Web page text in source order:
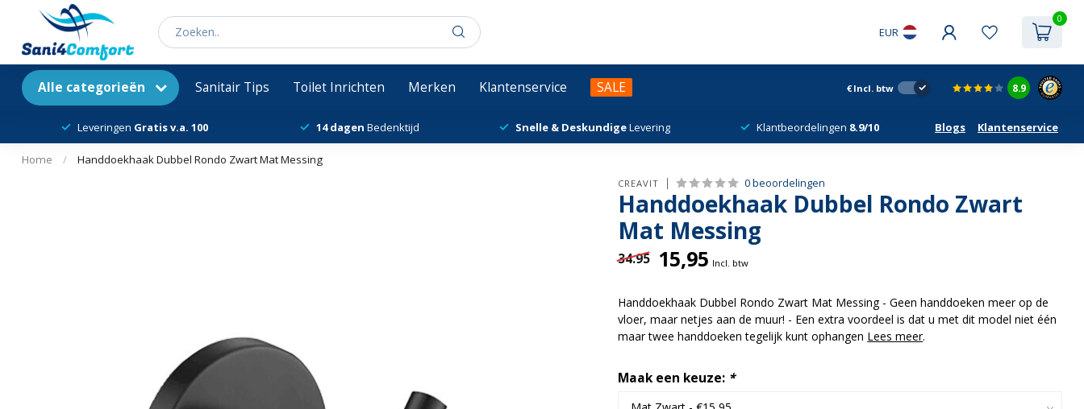
EUR
0
Alle categorieën Sanitair Tips Toilet Inrichten Merken Klantenservice SALE € Incl. btw 8.9
Leveringen Gratis v.a. 100 14 dagen Bedenktijd Snelle & DeskundigeLevering Klantbeordelingen 8.9/10 Blogs Klantenservice
Home / Handdoekhaak Dubbel Rondo Zwart Mat Messing
CREAVIT 0 beoordelingen
Handdoekhaak Dubbel Rondo Zwart
Mat Messing
34.95 15,95 Incl. btw
Handdoekhaak Dubbel Rondo Zwart Mat Messing - Geen handdoeken meer op de
vloer, maar netjes aan de muur! - Een extra voordeel is dat u met dit model niet één
maar twee handdoeken tegelijk kunt ophangen Lees meer.
Maak een keuze: *